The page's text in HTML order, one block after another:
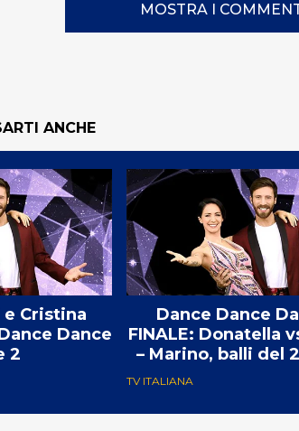
MOSTRA I
ANCHE
Cristina
Dance
2
Dance Dance
FINALE: Donatella
– Marino, balli del
TV ITALIANA